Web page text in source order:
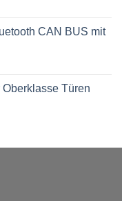
CAN BUS mit
Türen